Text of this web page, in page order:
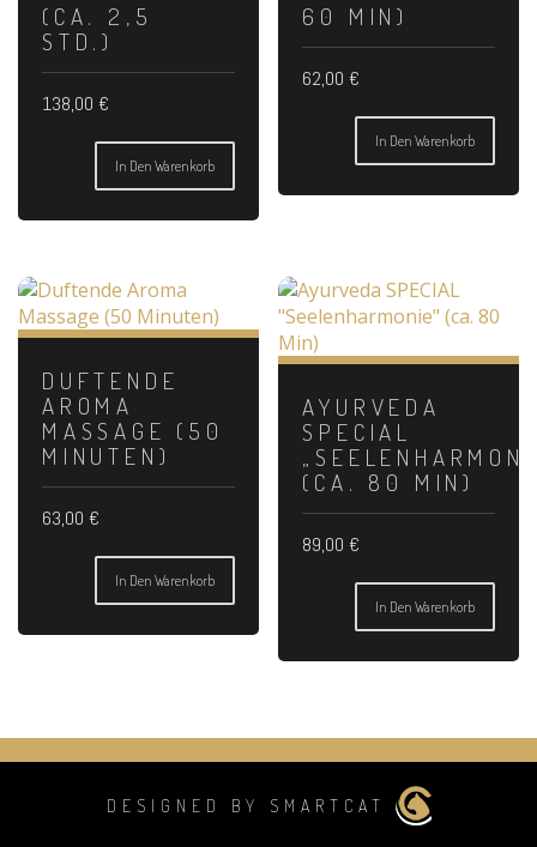
(CA. 2,5
STD.)
138,00 €
In Den Warenkorb
60 MIN)
62,00 €
In Den Warenkorb
DUFTENDE
AROMA
MASSAGE (50
MINUTEN)
63,00 €
In Den Warenkorb
AYURVEDA
SPECIAL
(CA. 80 MIN)
89,00 €
In Den Warenkorb
DESIGNED BY SMARTCAT